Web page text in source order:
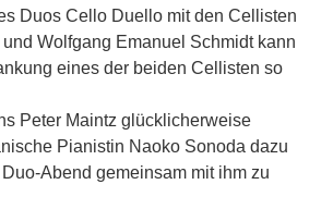
Duos Cello Duello mit den Cellisten
Wolfgang Emanuel Schmidt kann
eines der beiden Cellisten so
Peter Maintz glücklicherweise
Pianistin Naoko Sonoda dazu
Abend gemeinsam mit ihm zu